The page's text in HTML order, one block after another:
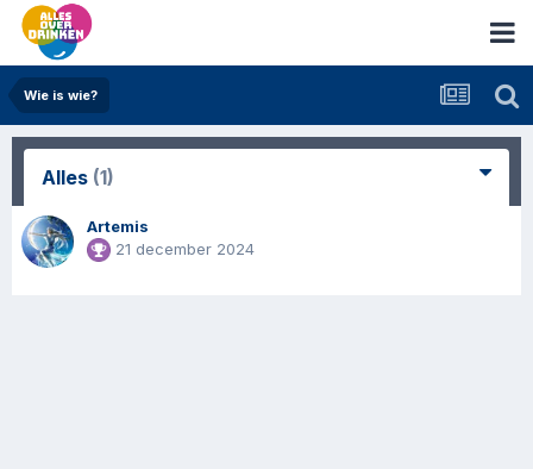
Wie is wie?
Alles (1)
Artemis
21 december 2024